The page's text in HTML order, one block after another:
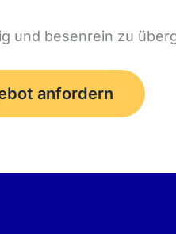
und besenrein zu
anfordern